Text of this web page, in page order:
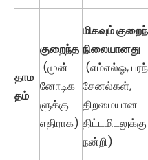
தாம
தம்
குறைந்த
(முன்
னோடிக
ளுக்கு
எதிராக)
மிகவும்
நிலையானது
(எம்எல்ஓ,
சேனல்கள்,
திறமையான
திட்டமிடலுக்கு
நன்றி)